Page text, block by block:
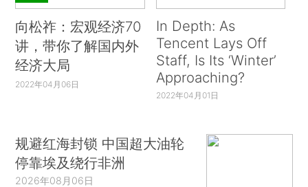
向松祚：宏观经济70
讲，带你了解国内外
经济大局
2022年04月06日
In Depth: As
Tencent Lays Off
Staff, Is Its ‘Winter’
Approaching?
2022年04月01日
规避红海封锁 中国超大油轮
停靠埃及绕行非洲
2026年08月06日